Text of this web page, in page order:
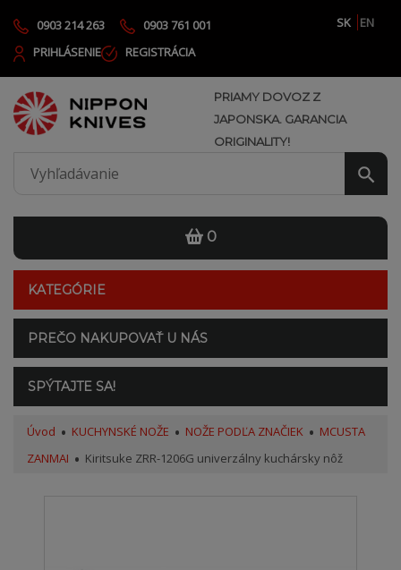
0903 214 263 0903 761 001 SK
EN
PRIHLÁSENIE
REGISTRÁCIA
PRIAMY DOVOZ Z
JAPONSKA. GARANCIA
ORIGINALITY!
0
KATEGÓRIE
PREČO NAKUPOVAŤ U NÁS
SPÝTAJTE SA!
Úvod KUCHYNSKÉ NOŽE NOŽE PODĽA ZNAČIEK
MCUSTA
ZANMAI
Kiritsuke ZRR-1206G univerzálny kuchársky nôž